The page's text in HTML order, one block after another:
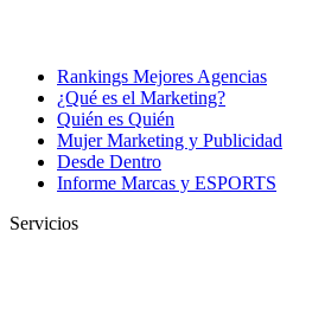
Rankings Mejores Agencias
¿Qué es el Marketing?
Quién es Quién
Mujer Marketing y Publicidad
Desde Dentro
Informe Marcas y ESPORTS
Servicios